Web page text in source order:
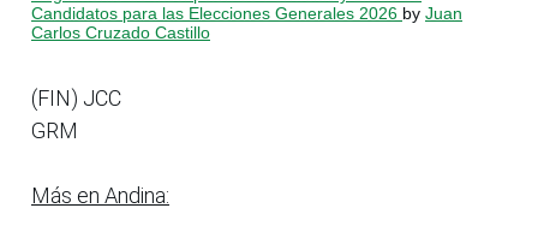
Candidatos para las Elecciones Generales 2026 by Juan
Carlos Cruzado Castillo
(FIN) JCC
GRM
Más en Andina: